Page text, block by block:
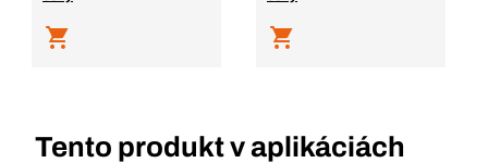
Tento produkt v aplikáciách